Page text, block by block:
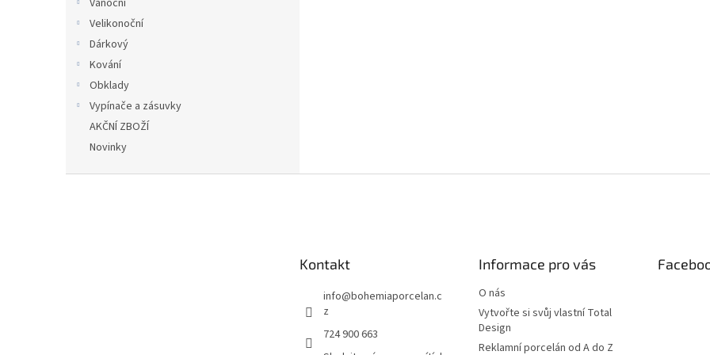
Vánoční
Velikonoční
Dárkový
Kování
Obklady
Vypínače a zásuvky
AKČNÍ ZBOŽÍ
Novinky
Kontakt
info@bohemiaporcelan.c
z
724 900 663
Informace pro vás
O nás
Vytvořte si svůj vlastní Total
Design
Reklamní porcelán od A do Z